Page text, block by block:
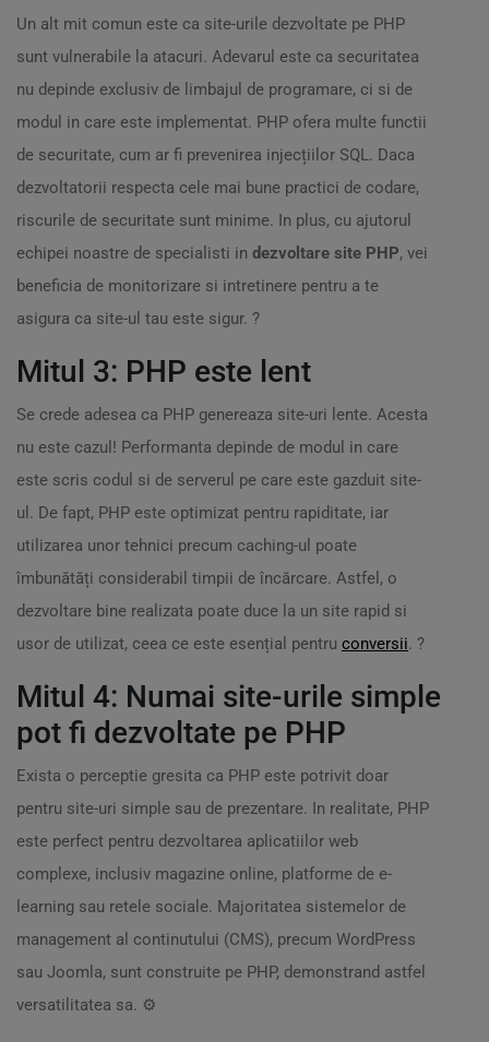
Un alt mit comun este ca site-urile dezvoltate pe PHP
sunt vulnerabile la atacuri. Adevarul este ca securitatea
nu depinde exclusiv de limbajul de programare, ci si de
modul in care este implementat. PHP ofera multe functii
de securitate, cum ar fi prevenirea injecțiilor SQL. Daca
dezvoltatorii respecta cele mai bune practici de codare,
riscurile de securitate sunt minime. In plus, cu ajutorul
echipei noastre de specialisti in dezvoltare site PHP, vei
beneficia de monitorizare si intretinere pentru a te
asigura ca site-ul tau este sigur. ?
Mitul 3: PHP este lent
Se crede adesea ca PHP genereaza site-uri lente. Acesta
nu este cazul! Performanta depinde de modul in care
este scris codul si de serverul pe care este gazduit site-
ul. De fapt, PHP este optimizat pentru rapiditate, iar
utilizarea unor tehnici precum caching-ul poate
îmbunătăți considerabil timpii de încărcare. Astfel, o
dezvoltare bine realizata poate duce la un site rapid si
usor de utilizat, ceea ce este esențial pentru conversii. ?
Mitul 4: Numai site-urile simple
pot fi dezvoltate pe PHP
Exista o perceptie gresita ca PHP este potrivit doar
pentru site-uri simple sau de prezentare. In realitate, PHP
este perfect pentru dezvoltarea aplicatiilor web
complexe, inclusiv magazine online, platforme de e-
learning sau retele sociale. Majoritatea sistemelor de
management al continutului (CMS), precum WordPress
sau Joomla, sunt construite pe PHP, demonstrand astfel
versatilitatea sa. ⚙️